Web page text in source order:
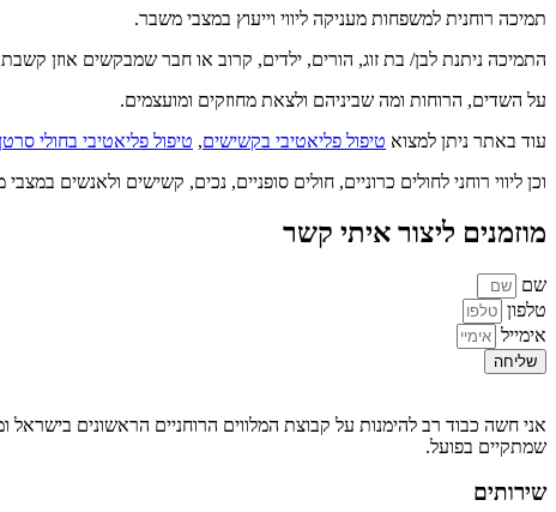
תמיכה רוחנית למשפחות מעניקה ליווי וייעוץ במצבי משבר.
התמיכה ניתנת לבן/ בת זוג, הורים, ילדים, קרוב או חבר שמבקשים אוזן
על השדים, הרוחות ומה שביניהם ולצאת מחוזקים ומועצמים.
עוד באתר ניתן למצוא טיפול פליאטיבי בקשישים, טיפול פליאטיבי בחולי
וכן ליווי רוחני לחולים כרוניים, חולים סופניים, נכים, קשישים ולאנשים
מוזמנים ליצור איתי קשר
שם
טלפון
אימייל
שליחה
אני חשה כבוד רב להימנות על קבוצת המלווים הרוחניים הראשונים בישראל
שמתקיים בפועל.
שירותים